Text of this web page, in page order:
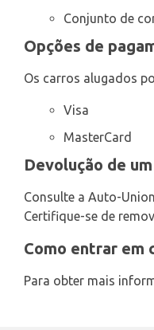
Conjunto de
Opções de
Os carros alugados
Visa
MasterCard
Devolução de
Consulte a Auto-
Certifique-se de
Como entrar em
Para obter mais